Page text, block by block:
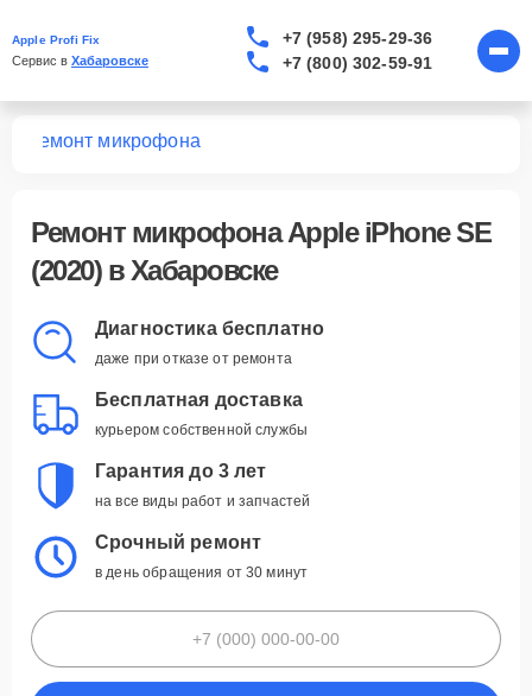
Apple Profi Fix
Сервис в Хабаровске
+7 (958) 295-29-36
+7 (800) 302-59-91
Ремонт микрофона
Ремонт микрофона Apple iPhone SE
(2020) в Хабаровске
Диагностика бесплатно
даже при отказе от ремонта
Бесплатная доставка
курьером собственной службы
Гарантия до 3 лет
на все виды работ и запчастей
Срочный ремонт
в день обращения от 30 минут